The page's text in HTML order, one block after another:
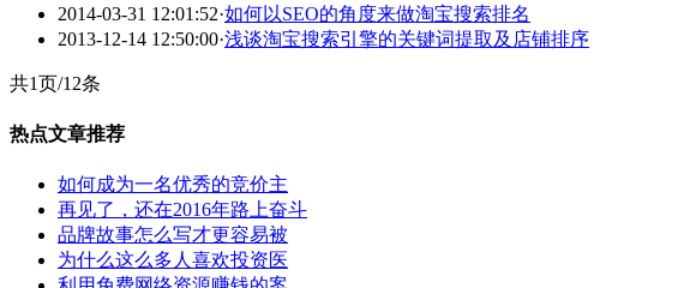
2014-03-31 12:01:52·如何以SEO的角度来做淘宝搜索排名
2013-12-14 12:50:00·浅谈淘宝搜索引擎的关键词提取及店铺排序
共1页/12条
热点文章推荐
如何成为一名优秀的竞价主
再见了，还在2016年路上奋斗
品牌故事怎么写才更容易被
为什么这么多人喜欢投资医